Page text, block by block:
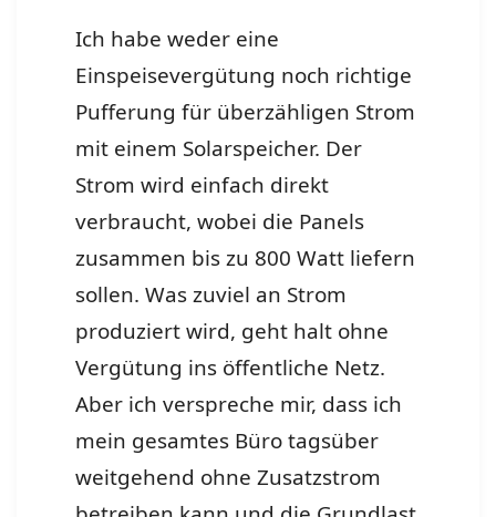
Ich habe weder eine
Einspeisevergütung noch richtige
Pufferung für überzähligen Strom
mit einem Solarspeicher. Der
Strom wird einfach direkt
verbraucht, wobei die Panels
zusammen bis zu 800 Watt liefern
sollen. Was zuviel an Strom
produziert wird, geht halt ohne
Vergütung ins öffentliche Netz.
Aber ich verspreche mir, dass ich
mein gesamtes Büro tagsüber
weitgehend ohne Zusatzstrom